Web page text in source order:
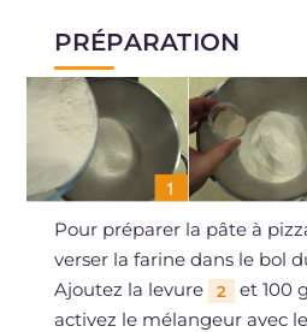
PRÉPARATION
Pour préparer la pâte à
verser la farine dans le bol
Ajoutez la levure
2
et 100
activez le mélangeur avec